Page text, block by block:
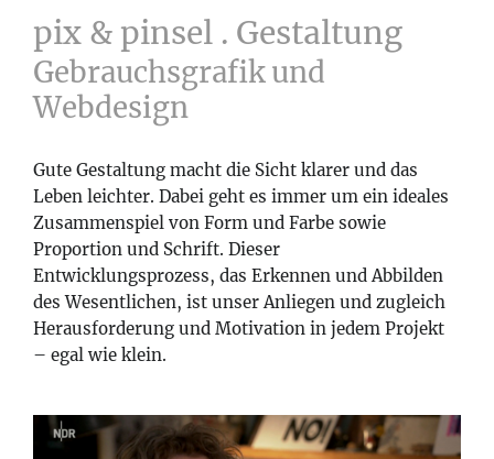
pix & pinsel . Gestaltung
Gebrauchsgrafik und
Webdesign
Gute Gestaltung macht die Sicht klarer und das
Leben leichter. Dabei geht es immer um ein ideales
Zusammenspiel von Form und Farbe sowie
Proportion und Schrift. Dieser
Entwicklungsprozess, das Erkennen und Abbilden
des Wesentlichen, ist unser Anliegen und zugleich
Herausforderung und Motivation in jedem Projekt
– egal wie klein.